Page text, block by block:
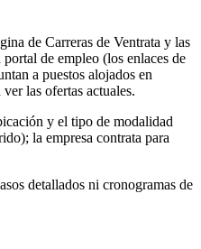
de Carreras de Ventrata y las
de empleo (los enlaces de
a puestos alojados en
ver las ofertas actuales.
y el tipo de modalidad
la empresa contrata para
detallados ni cronogramas de